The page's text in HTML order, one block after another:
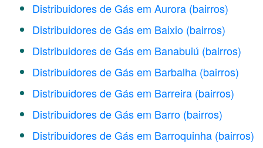
Distribuidores de Gás em Aurora (bairros)
Distribuidores de Gás em Baixio (bairros)
Distribuidores de Gás em Banabuiú (bairros)
Distribuidores de Gás em Barbalha (bairros)
Distribuidores de Gás em Barreira (bairros)
Distribuidores de Gás em Barro (bairros)
Distribuidores de Gás em Barroquinha (bairros)